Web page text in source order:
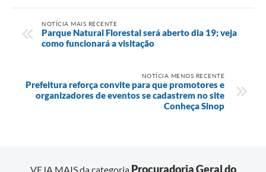
NOTÍCIA MAIS RECENTE
Parque Natural Florestal será aberto dia 19; veja
como funcionará a visitação
NOTÍCIA MENOS RECENTE
Prefeitura reforça convite para que promotores e
organizadores de eventos se cadastrem no site
Conheça Sinop
VEJA MAIS da categoria Procuradoria Geral do